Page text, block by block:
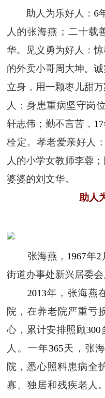
助人为乐好人： 6
人的张海燕；二十载
华。见义勇为好人：
的外卖小哥周大坤。
立身，用一颗枣儿甜
人：身患重病坚守岗位
轩志伟；勤不言苦， 17
栓定。孝老爱亲好人：
人的小学女教师李蓉
婆婆的刘文华。
助人
张海燕， 1967年2
街道办事处新兴居委会
2013年，张海燕
院，在养老院严重亏
心，累计安排照顾300
人。一年365天，张
院，悉心照料患病全
寡、独居和残疾老人